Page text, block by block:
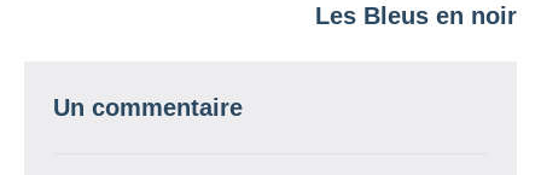
Les Bleus en noir
Un commentaire